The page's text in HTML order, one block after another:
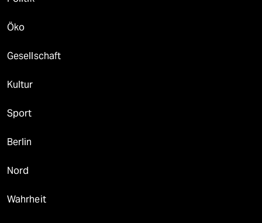
Öko
Gesellschaft
Kultur
Sport
Berlin
Nord
Wahrheit